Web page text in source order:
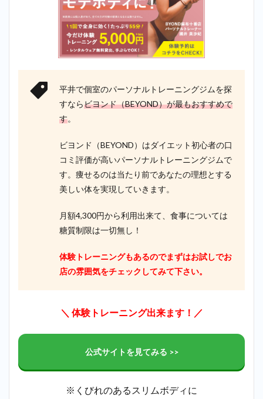
平井で個室のパーソナルトレーニングジムを探
すならビヨンド（BEYOND）が最もおすすめで
す。
ビヨンド（BEYOND）はダイエット初心者の口
コミ評価が高いパーソナルトレーニングジムで
す。痩せるのは当たり前であなたの理想とする
美しい体を実現していきます。
月額4,300円から利用出来て、食事については
糖質制限は一切無し！
体験トレーニングもあるのでまずはお試しでお
店の雰囲気をチェックしてみて下さい。
＼ 体験トレーニング出来ます！／
公式サイトを見てみる >>
※くびれのあるスリムボディに